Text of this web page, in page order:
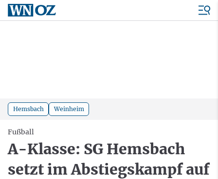
Hemsbach Weinheim
Fußball
A-Klasse: SG Hemsbach
setzt im Abstiegskampf auf